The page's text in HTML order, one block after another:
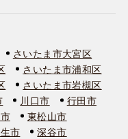
さいたま市大宮区
さいたま市浦和区
さいたま市岩槻区
川口市
行田市
東松山市
市
深谷市